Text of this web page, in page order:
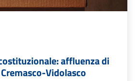
affluenza di
Vidolasco